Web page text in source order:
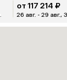
от 117 214 ₽
26 авг. - 29 авг., 3